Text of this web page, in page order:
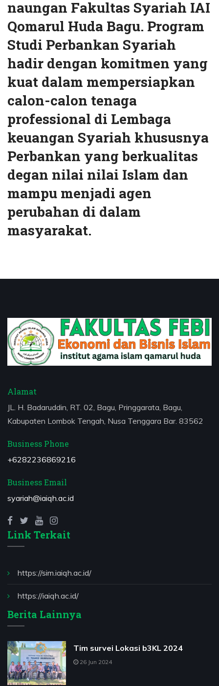
naungan Fakultas Syariah IAI
Qomarul Huda Bagu. Program
Studi Perbankan Syariah
hadir dengan komitmen yang
kuat dalam mempersiapkan
calon-calon tenaga
professional di Lembaga
keuangan Syariah khususnya
Perbankan ‎yang berkualitas
degan nilai nilai Islam dan
mampu menjadi agen
perubahan di dalam
masyarakat.
Alamat
JL. H. Badaruddin, RT. 02, Bagu, Pringgarata, Bagu,
Kabupaten Lombok Tengah, Nusa Tenggara Bar. 83562
Business Phone
+6282236869216
Business Email
syariah@iaiqh.ac.id
Link Terkait
https://sim.iaiqh.ac.id/
https://iaiqh.ac.id/
Berita Lainnya
Tim survei Lokasi b3KL 2024
26 Jun 2024